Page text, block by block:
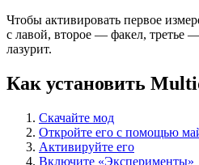
Чтобы активировать первое
с лавой, второе — факел, третье
лазурит.
Как установить
Скачайте мод
Откройте его с помощью
Активируйте его
Включите «Эксперименты»